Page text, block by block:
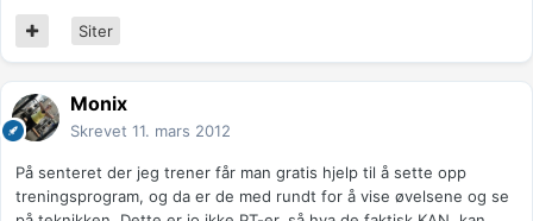
Siter
Monix
Skrevet 11. mars 2012
På senteret der jeg trener får man gratis hjelp til å sette opp
treningsprogram, og da er de med rundt for å vise øvelsene og se